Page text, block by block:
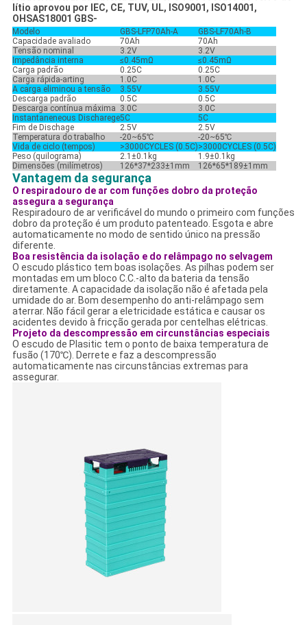
lítio aprovou por IEC, CE, TUV, UL, ISO9001, ISO14001,
OHSAS18001 GBS-
Modelo GBS-LFP70Ah-A
GBS-LF70Ah-B
Capacidade avaliado
70Ah
70Ah
Tensão nominal
3.2V
3.2V
Impedância interna
≤0.45mΩ
≤0.45mΩ
Carga padrão
0.25C
0.25C
Carga rápida-arting
1.0C
1.0C
A carga eliminou a tensão
3.55V
3.55V
Descarga padrão
0.5C
0.5C
Descarga contínua máxima 3.0C
3.0C
Instantaneneous Discharege5C
5C
Fim de Dischage
2.5V
2.5V
Temperatura do trabalho
-20~65℃
-20~65℃
Vida de ciclo (tempos)
>3000CYCLES (0.5C)>3000CYCLES(0.5C)
Peso (quilograma)
2.1±0.1kg
1.9±0.1kg
Dimensões (milímetros)
126*37*233±1mm 126*65*189±1mm
Vantagem da segurança
O respiradouro de ar com funções dobro da proteção
assegura a segurança
Respiradouro de ar verificável do mundo o primeiro com funções
dobro da proteção é um produto patenteado. Esgota e abre
automaticamente no modo de sentido único na pressão
diferente.
Boa resistência da isolação e do relâmpago no selvagem
O escudo plástico tem boas isolações. As pilhas podem ser
montadas em um bloco C.C.-alto da bateria da tensão
diretamente. A capacidade da isolação não é afetada pela
umidade do ar. Bom desempenho do anti-relâmpago sem
aterrar. Não fácil gerar a eletricidade estática e causar os
acidentes devido à fricção gerada por centelhas elétricas.
Projeto da descompressão em circunstâncias especiais
O escudo de Plasitic tem o ponto de baixa temperatura de
fusão (170℃). Derrete e faz a descompressão
automaticamente nas circunstâncias extremas para
assegurar.